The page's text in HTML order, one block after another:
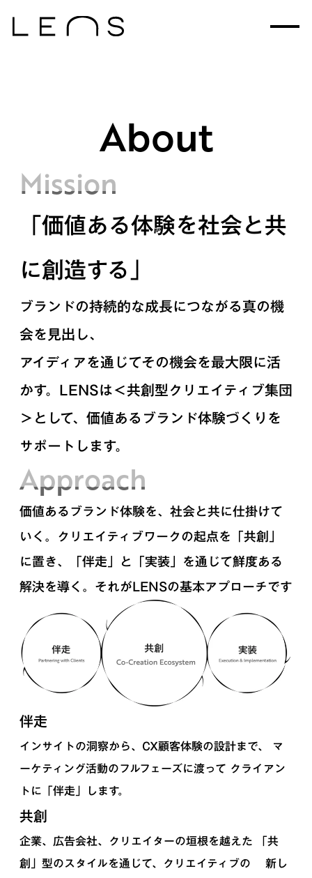
About
Mission
「価値ある体験を社会と共
に創造する」
ブランドの持続的な成長につながる真の機
会を見出し、
アイディアを通じてその機会を最大限に活
かす。
LENSは＜共創型クリエイティブ集団
＞として、 価値あるブランド体験づくりを
サポートします。
Approach
価値あるブランド体験を、社会と共に仕掛けて
いく。クリエイティブワークの起点を「共創」
に置き、「伴走」と「実装」を通じて鮮度ある
解決を導く。それがLENSの基本アプローチです
伴走
インサイトの洞察から、CX顧客体験の設計まで、 マ
ーケティング活動のフルフェーズに渡って クライアン
トに「伴走」します。
共創
企業、広告会社、クリエイターの垣根を越えた 「共
創」型のスタイルを通じて、クリエイティブの 新し